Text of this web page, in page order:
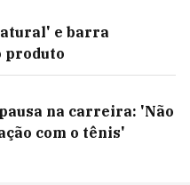
e barra
produto
na carreira: 'Não
com o tênis'